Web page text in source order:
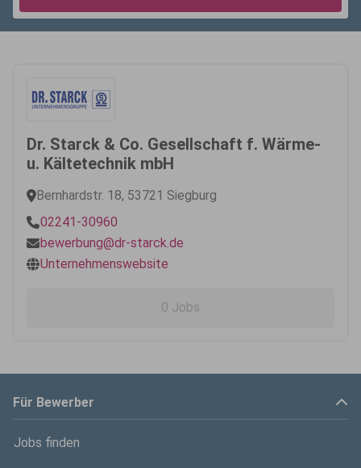
Dr. Starck & Co. Gesellschaft f. Wärme-
u. Kältetechnik mbH
Bernhardstr. 18, 53721 Siegburg
02241-30960
bewerbung@dr-starck.de
Unternehmenswebsite
0 Jobs
Für Bewerber
Jobs finden